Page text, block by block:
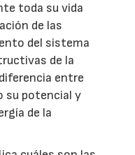
toda su vida
de las
del sistema
de la
entre
su potencial y
de la